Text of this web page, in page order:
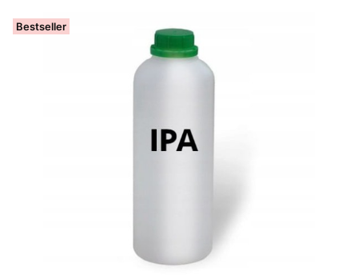
Bestseller